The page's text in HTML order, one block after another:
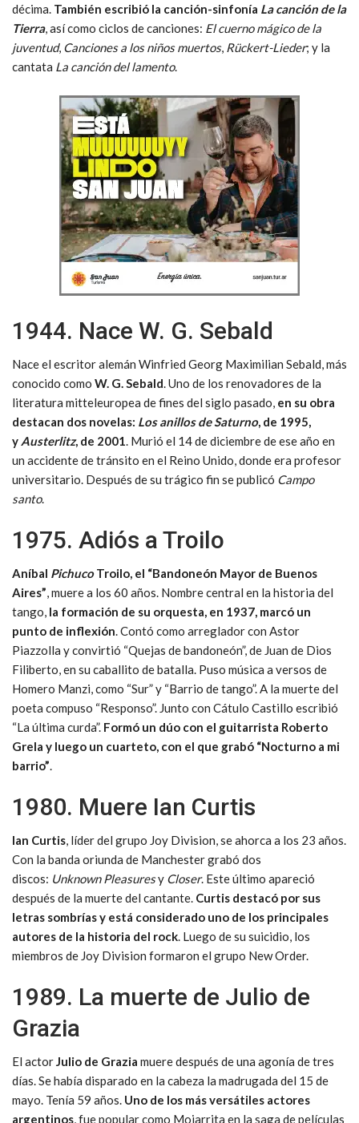
décima. También escribió la canción-sinfonía La canción de la
Tierra, así como ciclos de canciones: El cuerno mágico de la
juventud, Canciones a los niños muertos, Rückert-Lieder; y la
cantata La canción del lamento.
1944. Nace W. G. Sebald
Nace el escritor alemán Winfried Georg Maximilian Sebald, más
conocido como W. G. Sebald. Uno de los renovadores de la
literatura mitteleuropea de fines del siglo pasado, en su obra
destacan dos novelas: Los anillos de Saturno, de 1995,
y Austerlitz, de 2001. Murió el 14 de diciembre de ese año en
un accidente de tránsito en el Reino Unido, donde era profesor
universitario. Después de su trágico fin se publicó Campo
santo.
1975. Adiós a Troilo
Aníbal PichucoTroilo, el “Bandoneón Mayor de Buenos
Aires”, muere a los 60 años. Nombre central en la historia del
tango, la formación de su orquesta, en 1937, marcó un
punto de inflexión. Contó como arreglador con Astor
Piazzolla y convirtió “Quejas de bandoneón”, de Juan de Dios
Filiberto, en su caballito de batalla. Puso música a versos de
Homero Manzi, como “Sur” y “Barrio de tango”. A la muerte del
poeta compuso “Responso”. Junto con Cátulo Castillo escribió
“La última curda”. Formó un dúo con el guitarrista Roberto
Grela y luego un cuarteto, con el que grabó “Nocturno a mi
barrio”.
1980. Muere Ian Curtis
Ian Curtis, líder del grupo Joy Division, se ahorca a los 23 años.
Con la banda oriunda de Manchester grabó dos
discos: Unknown Pleasuresy Closer. Este último apareció
después de la muerte del cantante. Curtis destacó por sus
letras sombrías y está considerado uno de los principales
autores de la historia del rock. Luego de su suicidio, los
miembros de Joy Division formaron el grupo New Order.
1989. La muerte de Julio de
Grazia
El actorJulio de Grazia muere después de una agonía de tres
días. Se había disparado en la cabeza la madrugada del 15 de
mayo. Tenía 59 años. Uno de los más versátiles actores
argentinos, fue popular como Mojarrita en la saga de películas